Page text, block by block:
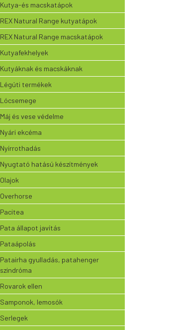
Kutya-és macskatápok
REX Natural Range kutyatápok
REX Natural Range macskatápok
Kutyafekhelyek
Kutyáknak és macskáknak
Légúti termékek
Lócsemege
Máj és vese védelme
Nyári ekcéma
Nyírrothadás
Nyugtató hatású készítmények
Olajok
Overhorse
Pacitea
Pata állapot javítás
Pataápolás
Patairha gyulladás, patahenger
szindróma
Rovarok ellen
Samponok, lemosók
Serlegek